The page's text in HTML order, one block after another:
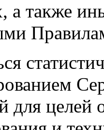
а также
для целей